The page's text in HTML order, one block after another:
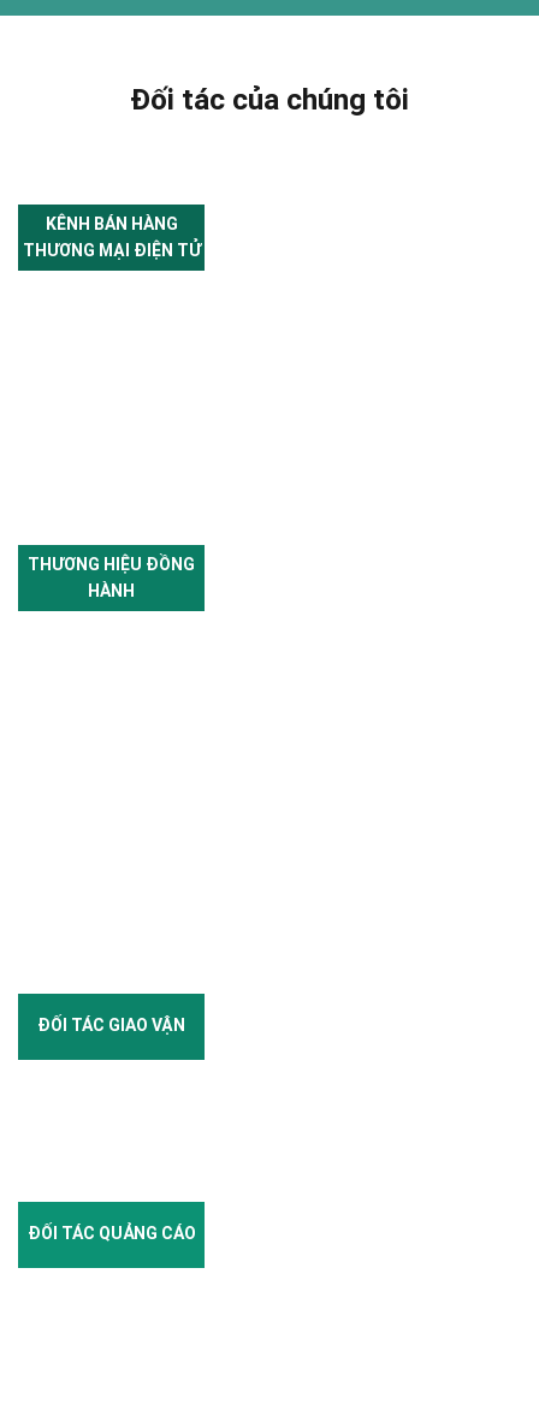
Đối tác của chúng tôi
KÊNH BÁN HÀNG
THƯƠNG MẠI ĐIỆN TỬ
THƯƠNG HIỆU ĐỒNG
HÀNH
ĐỐI TÁC GIAO VẬN
ĐỐI TÁC QUẢNG CÁO